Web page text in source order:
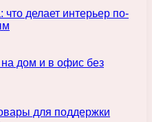
делает интерьер по-
дом и в офис без
для поддержки